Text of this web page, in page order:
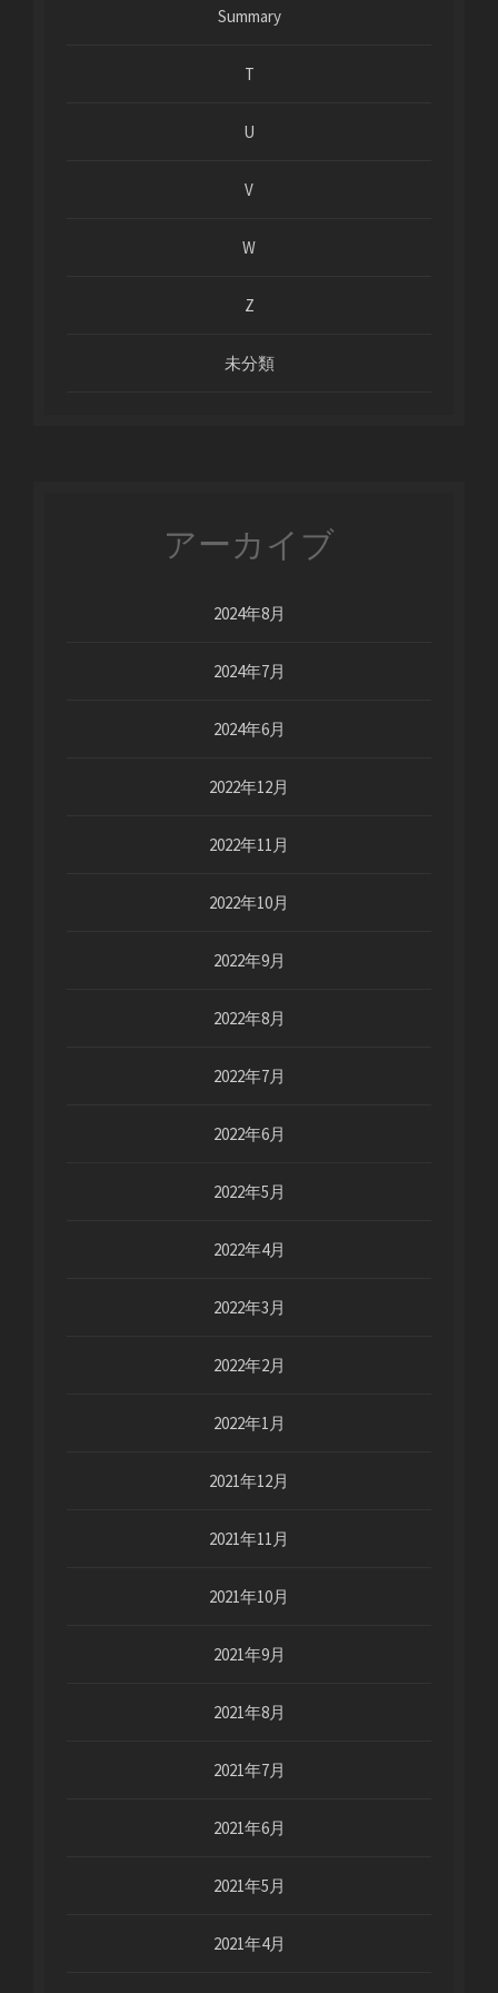
Summary
T
U
V
W
Z
未分類
アーカイブ
2024年8月
2024年7月
2024年6月
2022年12月
2022年11月
2022年10月
2022年9月
2022年8月
2022年7月
2022年6月
2022年5月
2022年4月
2022年3月
2022年2月
2022年1月
2021年12月
2021年11月
2021年10月
2021年9月
2021年8月
2021年7月
2021年6月
2021年5月
2021年4月